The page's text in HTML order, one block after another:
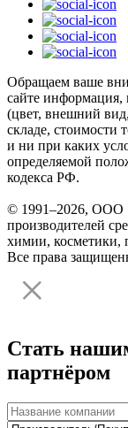
Обращаем ваше
сайте информация,
(цвет, внешний
складе, стоимости
и ни при каких
определяемой
кодекса РФ.
© 1991–2026, ООО
производителей
химии, косметики,
Все права
Стать
партнёром